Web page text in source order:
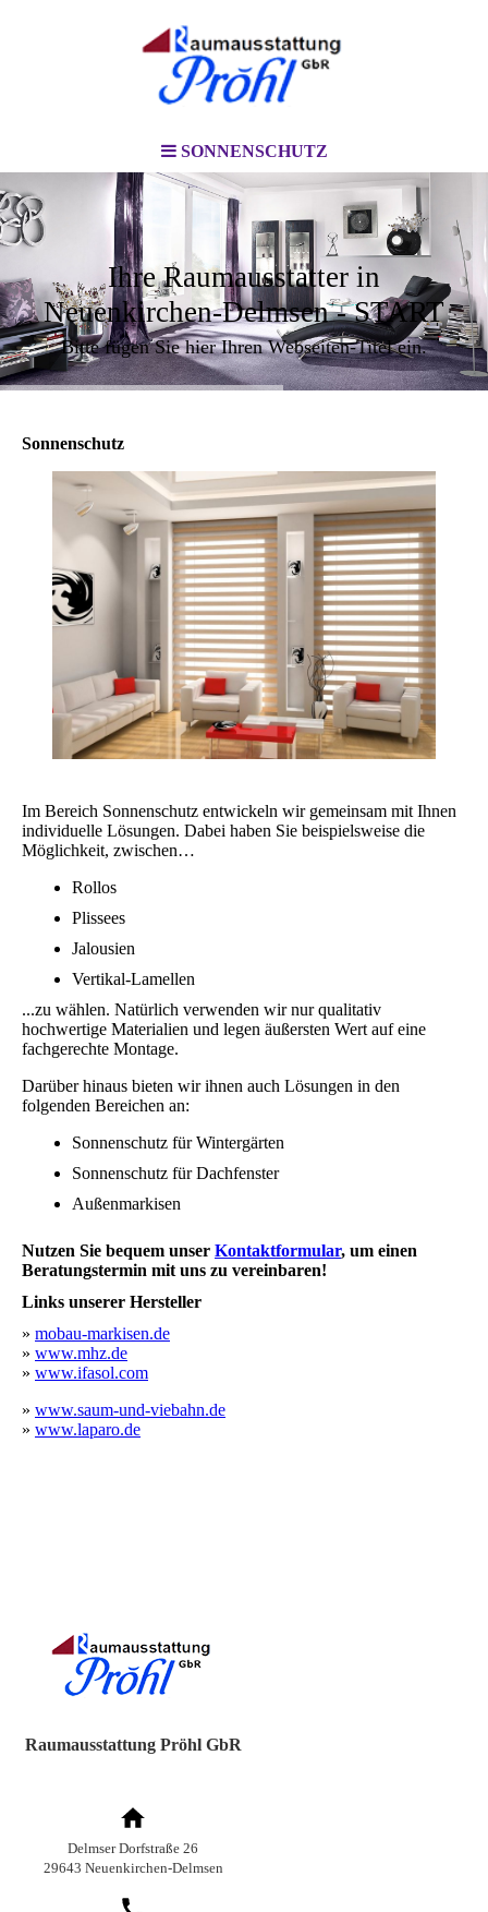
SONNENSCHUTZ
Ihre Raumausstatter in
Neuenkirchen-Delmsen - START
Bitte fügen Sie hier Ihren Webseiten-Titel ein.
Sonnenschutz
Im Bereich Sonnenschutz entwickeln wir gemeinsam mit Ihnen
individuelle Lösungen. Dabei haben Sie beispielsweise die
Möglichkeit, zwischen…
Rollos
Plissees
Jalousien
Vertikal-Lamellen
...zu wählen. Natürlich verwenden wir nur qualitativ
hochwertige Materialien und legen äußersten Wert auf eine
fachgerechte Montage.
Darüber hinaus bieten wir ihnen auch Lösungen in den
folgenden Bereichen an:
Sonnenschutz für Wintergärten
Sonnenschutz für Dachfenster
Außenmarkisen
Nutzen Sie bequem unser Kontaktformular, um einen
Beratungstermin mit uns zu vereinbaren!
Links unserer Hersteller
» mobau-markisen.de
» www.mhz.de
» www.ifasol.com
» www.saum-und-viebahn.de
» www.laparo.de
Raumausstattung Pröhl GbR
Delmser Dorfstraße 26
29643 Neuenkirchen-Delmsen